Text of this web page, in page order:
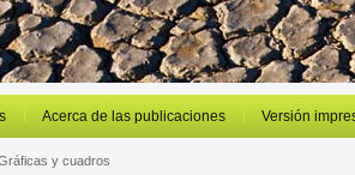
Acerca de las publicaciones Versión
y cuadros